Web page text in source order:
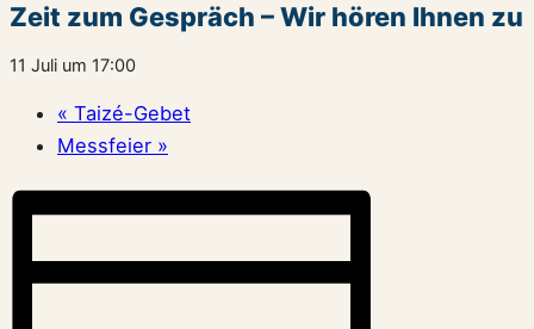
Zeit zum Gespräch – Wir hören Ihnen zu
11 Juli um 17:00
« Taizé-Gebet
Messfeier »